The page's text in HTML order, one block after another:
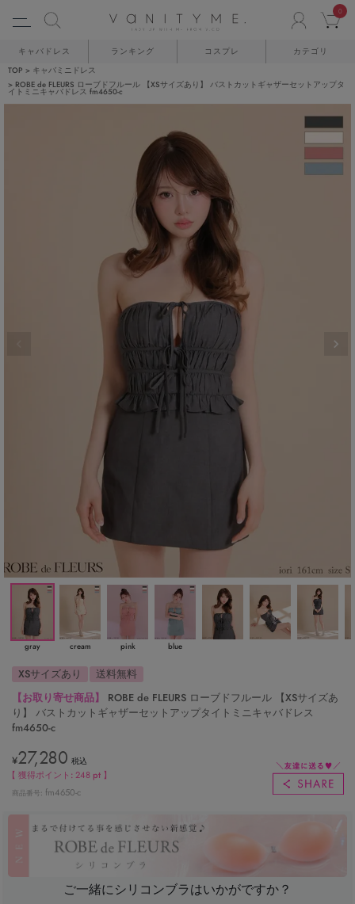
0
キャバドレス ランキング コスプレ カテゴリ
TOP
キャバミニドレス
ROBE de FLEURS ローブドフルール 【XSサイズあり】 バストカットギャザーセットアップタ
イトミニキャバドレス fm4650-c
gray cream pink blue
XSサイズあり
送料無料
【お取り寄せ商品】
ROBE de FLEURS ローブドフルール 【XSサイズあ
り】 バストカットギャザーセットアップタイトミニキャバドレス
fm4650-c
¥27,280 税込
【 獲得ポイント:248 pt 】
商品番号 fm4650-c
ご一緒にシリコンブラはいかがですか？